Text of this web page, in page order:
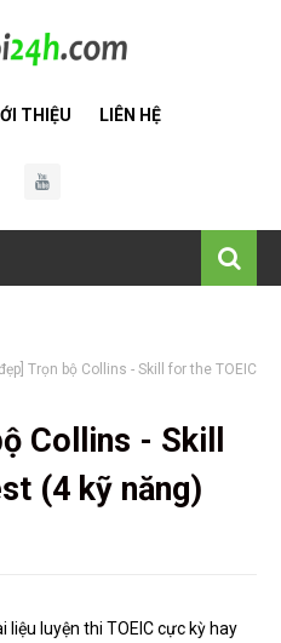
THIỆU LIÊN HỆ
Trọn bộ Collins - Skill for the TOEIC
Collins - Skill
(4 kỹ năng)
liệu luyện thi TOEIC cực kỳ hay